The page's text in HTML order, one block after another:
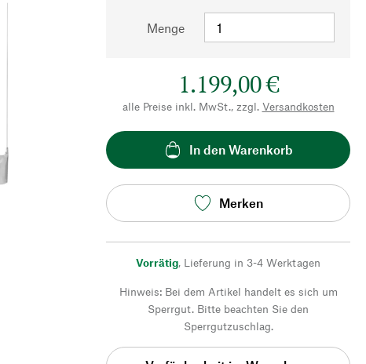
Menge
1.199,00 €
alle Preise inkl. MwSt., zzgl. Versandkosten
In den Warenkorb
Merken
Vorrätig, Lieferung in 3-4 Werktagen
Hinweis: Bei dem Artikel handelt es sich um
Sperrgut. Bitte beachten Sie den
Sperrgutzuschlag.